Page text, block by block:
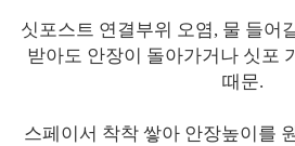
싯포스트 연결부위 오염, 물 들어
받아도 안장이 돌아가거나 싯포
때문.
스페이서 착착 쌓아 안장높이를